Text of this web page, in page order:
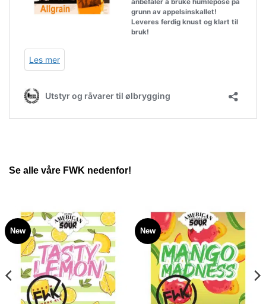
Se alle våre FWK nedenfor!
New New